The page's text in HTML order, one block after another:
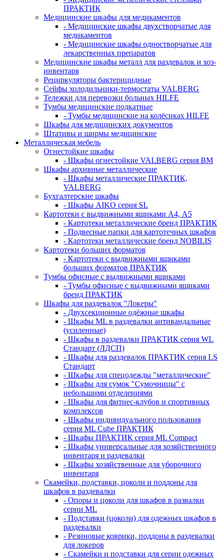
ПРАКТИК
Медицинские шкафы для медикаментов
- Медицинские шкафы двухстворчатые для
медикаментов
- Медицинские шкафы одностворчатые для
лекарственных препаратов
Медицинские шкафы металл для раздевалок и хоз-
инвентаря
Рециркуляторы бактерицидные
Сейфы холодильники-термостаты VALBERG
Тележки для перевозки больных HILFE
Тумбы медицинские подкатные
- Тумбы медицинские на колёсиках HILFE
Шкафы для медицинских документов
Штативы и ширмы медицинские
Металлическая мебель
Огнестойкие шкафы
- Шкафы огнестойкие VALBERG серия BM
Шкафы архивные металлические
- Шкафы металлические ПРАКТИК,
VALBERG
Бухгалтерские шкафы
- Шкафы AIKO серия SL
Картотеки с выдвижными ящиками А4, А5
- Картотеки металлические бренд ПРАКТИК
- Подвесные папки для картотечных шкафов
- Картотеки металлические бренд NOBILIS
Картотеки больших форматов
- Картотеки с выдвижными ящиками
больших форматов ПРАКТИК
Тумбы офисные с выдвижными ящиками
- Тумбы офисные с выдвижными ящиками
бренд ПРАКТИК
Шкафы для раздевалок "Локеры"
- Двухсекционные одёжные шкафы
- Шкафы ML в раздевалки антивандальные
(усиленные)
- Шкафы в раздевалки ПРАКТИК серия WL
Стандарт (ЛДСП)
- Шкафы для раздевалок ПРАКТИК серия LS
Стандарт
- Шкафы для спецодежды "металлические"
- Шкафы для сумок "Сумочницы" с
небольшими отделениями
- Шкафы для фитнес-клубов и спортивных
комплексов
- Шкафы индивидуального пользования
серия ML Cube ПРАКТИК
- Шкафы ПРАКТИК серия ML Compact
- Шкафы универсальные для хозяйственного
инвентаря и раздевалки
- Шкафы хозяйственные для уборочного
инвентаря
Скамейки, подставки, цоколи и поддоны для
шкафов в раздевалки
- Опоры и цоколи для шкафов в развалки
серии ML
- Подставки (цоколи) для одежных шкафов в
раздевалки
- Резиновые коврики, поддоны в раздевалки
для локеров
- Скамейки и подставки для серии одежных